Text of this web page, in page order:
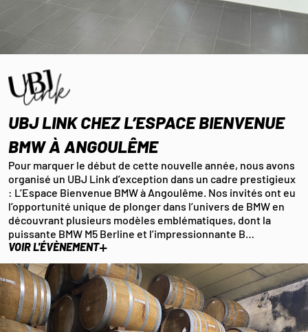
UBJ LINK CHEZ L’ESPACE BIENVENUE
BMW À ANGOULÊME
Pour marquer le début de cette nouvelle année, nous avons
organisé un UBJ Link d’exception dans un cadre prestigieux
: L’Espace Bienvenue BMW à Angoulême. Nos invités ont eu
l’opportunité unique de plonger dans l’univers de BMW en
découvrant plusieurs modèles emblématiques, dont la
puissante BMW M5 Berline et l’impressionnante B…
VOIR L'ÉVÈNEMENT+